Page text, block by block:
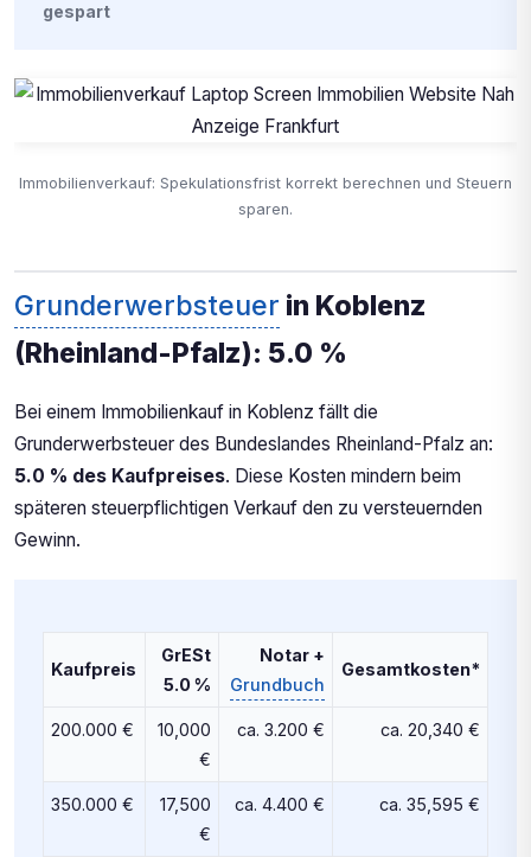
gespart
Immobilienverkauf: Spekulationsfrist korrekt berechnen und Steuern
sparen.
Grunderwerbsteuer in Koblenz
(Rheinland-Pfalz): 5.0 %
Bei einem Immobilienkauf in Koblenz fällt die
Grunderwerbsteuer des Bundeslandes Rheinland-Pfalz an:
5.0 % des Kaufpreises. Diese Kosten mindern beim
späteren steuerpflichtigen Verkauf den zu versteuernden
Gewinn.
Kaufpreis
GrESt
5.0 %
Notar +
Grundbuch
Gesamtkosten*
200.000 €
10,000
€
ca. 3.200 € ca. 20,340 €
350.000 €
17,500
€
ca. 4.400 € ca. 35,595 €